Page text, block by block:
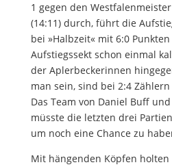
1 gegen den
(14:11) durch, führt die
bei »Halbzeit« mit 6:0
Aufstiegssekt schon einmal
der Aplerbeckerinnen
man sein, sind bei 2:4
Das Team von Daniel Buff
müsste die letzten drei
um noch eine Chance zu
Mit hängenden Köpfen holten